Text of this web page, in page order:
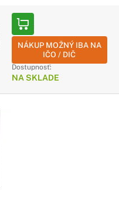
NÁKUP MOŽNÝ IBA NA
IČO / DIČ
Dostupnosť:
NA SKLADE